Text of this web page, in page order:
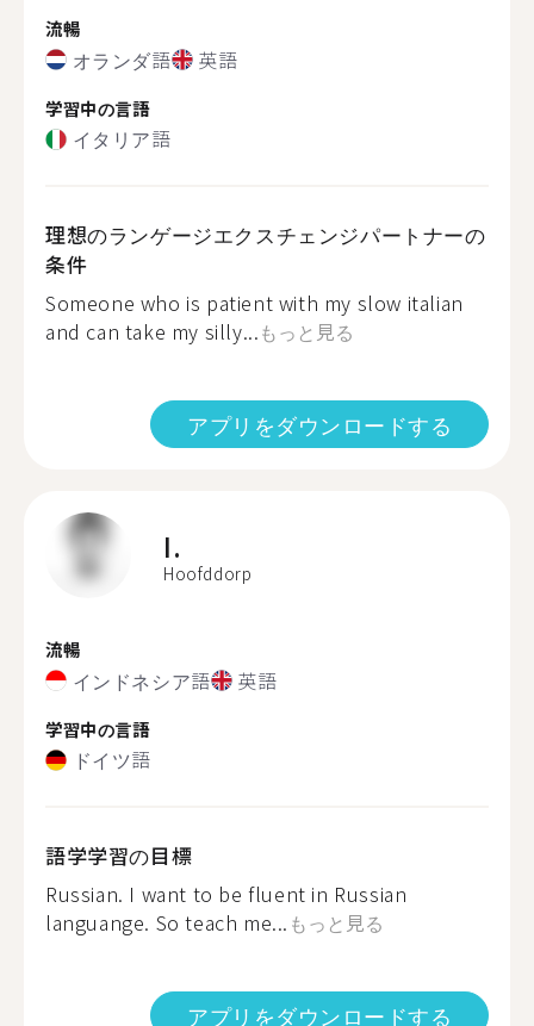
流暢
オランダ語 英語
学習中の言語
イタリア語
理想のランゲージエクスチェンジパートナーの
条件
Someone who is patient with my slow italian
and can take my silly...もっと見る
アプリをダウンロードする
I.
Hoofddorp
流暢
インドネシア語 英語
学習中の言語
ドイツ語
語学学習の目標
Russian. I want to be fluent in Russian
languange. So teach me... もっと見る
アプリをダウンロードする